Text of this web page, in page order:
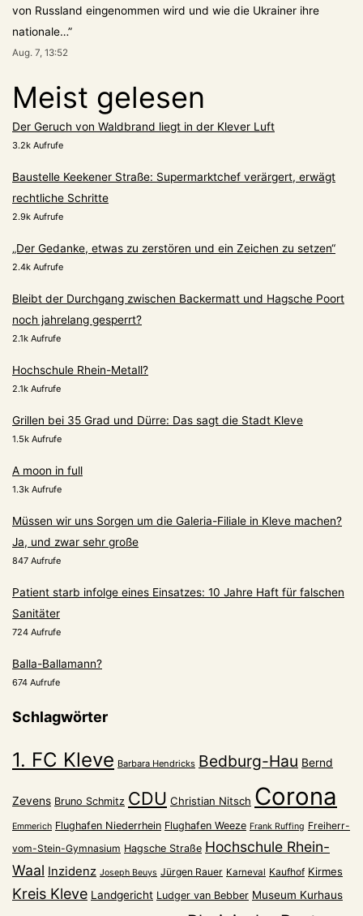
von Russland eingenommen wird und wie die Ukrainer ihre
nationale…”
Aug. 7, 13:52
Meist gelesen
Der Geruch von Waldbrand liegt in der Klever Luft
3.2k Aufrufe
Baustelle Keekener Straße: Supermarktchef verärgert, erwägt
rechtliche Schritte
2.9k Aufrufe
„Der Gedanke, etwas zu zerstören und ein Zeichen zu setzen“
2.4k Aufrufe
Bleibt der Durchgang zwischen Backermatt und Hagsche Poort
noch jahrelang gesperrt?
2.1k Aufrufe
Hochschule Rhein-Metall?
2.1k Aufrufe
Grillen bei 35 Grad und Dürre: Das sagt die Stadt Kleve
1.5k Aufrufe
A moon in full
1.3k Aufrufe
Müssen wir uns Sorgen um die Galeria-Filiale in Kleve machen?
Ja, und zwar sehr große
847 Aufrufe
Patient starb infolge eines Einsatzes: 10 Jahre Haft für falschen
Sanitäter
724 Aufrufe
Balla-Ballamann?
674 Aufrufe
Schlagwörter
1. FC Kleve Barbara Hendricks Bedburg-Hau Bernd
Zevens Bruno Schmitz CDU Christian Nitsch Corona
Emmerich Flughafen Niederrhein Flughafen Weeze Frank Ruffing Freiherr-
vom-Stein-Gymnasium Hagsche Straße Hochschule Rhein-
Waal Inzidenz Joseph Beuys Jürgen Rauer Karneval Kaufhof Kirmes
Kreis Kleve Landgericht Ludger van Bebber Museum Kurhaus